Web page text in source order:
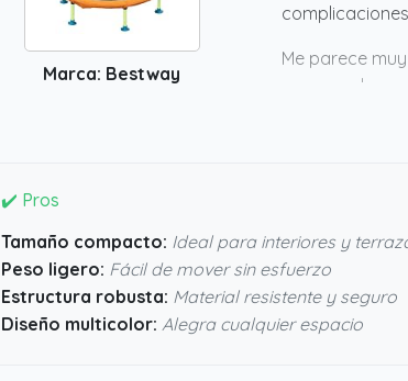
Marca: Bestway
Me parece
para que los
aguantan
✔️ Pros
Tamaño compacto: Ideal para interiores y
Peso ligero: Fácil de mover sin esfuerzo
Estructura robusta: Material resistente y seguro
Diseño multicolor: Alegra cualquier espacio